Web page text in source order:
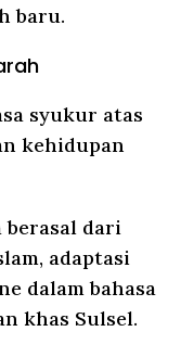
baru.
syukur atas
kehidupan
berasal dari
adaptasi
dalam bahasa
khas Sulsel.